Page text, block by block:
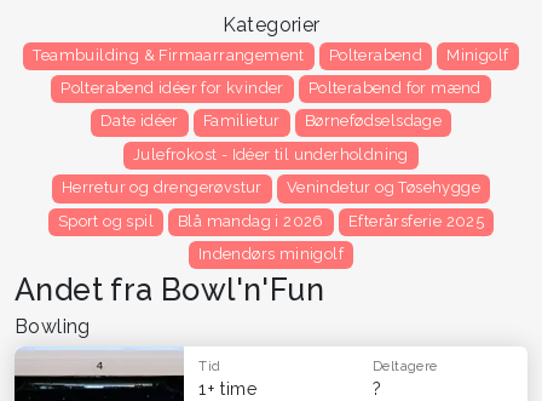
Kategorier
Teambuilding & Firmaarrangement Polterabend
Minigolf
Polterabend idéer for kvinder
Polterabend for mænd
Date idéer
Familietur
Børnefødselsdage
Julefrokost - Idéer til underholdning
Herretur og drengerøvstur
Venindetur og Tøsehygge
Sport og spil
Blå mandag i 2026
Efterårsferie 2025
Indendørs minigolf
Andet fra Bowl'n'Fun
Bowling
Tid
1+ time
Deltagere
?